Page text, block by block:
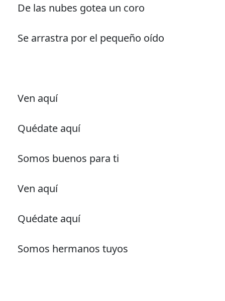
De las nubes gotea un coro
Se arrastra por el pequeño oído
Ven aquí
Quédate aquí
Somos buenos para ti
Ven aquí
Quédate aquí
Somos hermanos tuyos